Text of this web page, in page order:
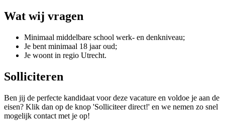
Wat wij vragen
Minimaal middelbare school werk- en denkniveau;
Je bent minimaal 18 jaar oud;
Je woont in regio Utrecht.
Solliciteren
Ben jij de perfecte kandidaat voor deze vacature en voldoe je aan de
eisen? Klik dan op de knop 'Solliciteer direct!' en we nemen zo snel
mogelijk contact met je op!